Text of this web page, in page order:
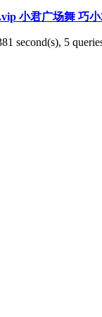
小君广场舞 巧
second(s), 5